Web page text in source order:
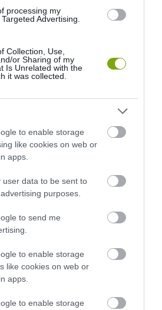
processing my
Advertising.
Collection, Use,
or Sharing of my
Is Unrelated with the
it was collected.
to enable storage
like cookies on web or
apps.
user data to be sent to
purposes.
to send me
to enable storage
like cookies on web or
apps.
to enable storage
500 EDDIG ISMERETLEN
LAKÓJÁT MUTATTA MEG
2026-08-06